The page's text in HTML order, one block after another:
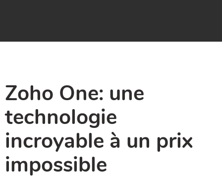
Zoho One: une
technologie
incroyable à un prix
impossible